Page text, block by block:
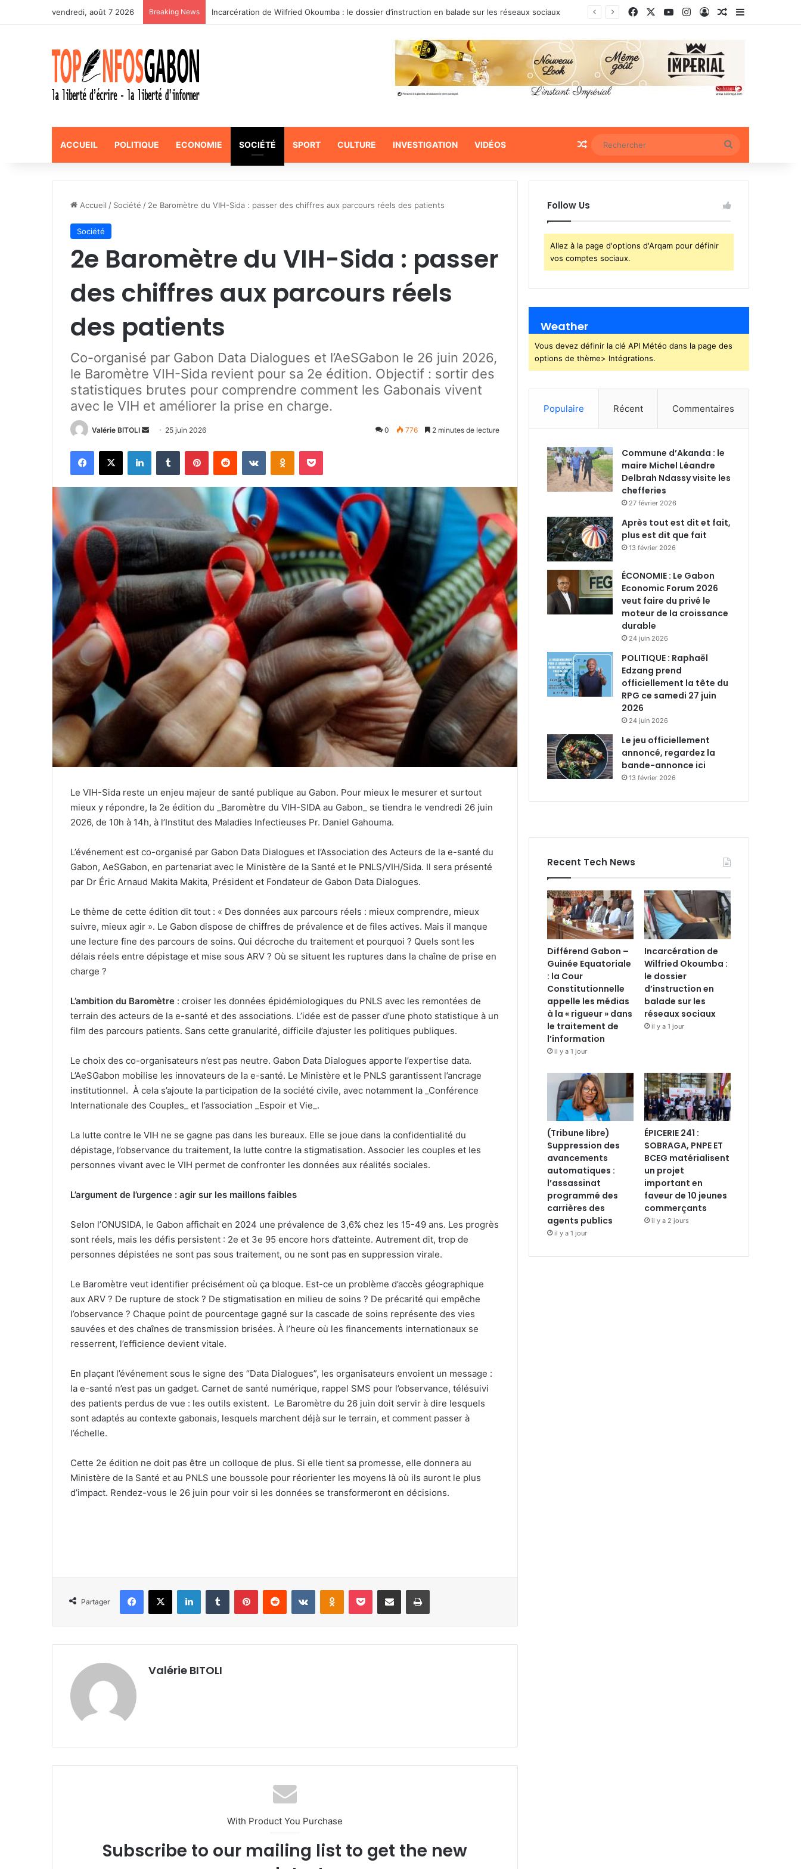
vendredi, août 7 2026 Breaking News Incarcération de Wilfried Okoumba : le dossier d’instruction en balade sur les réseaux sociaux Facebook YouTubeInstagramConnexionArticle Aléatoire
ACCUEIL POLITIQUE ECONOMIE SOCIÉTÉ SPORT CULTURE INVESTIGATION VIDÉOS Article Aléatoire
Accueil / Société / 2e Baromètre du VIH-Sida : passer des chiffres aux parcours réels des patients
Société
2e Baromètre du VIH-Sida : passer
des chiffres aux parcours réels
des patients
Co-organisé par Gabon Data Dialogues et l’AeSGabon le 26 juin 2026,
le Baromètre VIH-Sida revient pour sa 2e édition. Objectif : sortir des
statistiques brutes pour comprendre comment les Gabonais vivent
avec le VIH et améliorer la prise en charge.
Valérie BITOLI
o
y
u
n
o
u
r
i
25 juin 2026 0 776 2 minutes de lecture
Le VIH-Sida reste un enjeu majeur de santé publique au Gabon. Pour mieux le mesurer et surtout
mieux y répondre, la 2e édition du _Baromètre du VIH-SIDA au Gabon_ se tiendra le vendredi 26 juin
2026, de 10h à 14h, à l’Institut des Maladies Infectieuses Pr. Daniel Gahouma.
L’événement est co-organisé par Gabon Data Dialogues et l’Association des Acteurs de la e-santé du
Gabon, AeSGabon, en partenariat avec le Ministère de la Santé et le PNLS/VIH/Sida. Il sera présenté
par Dr Éric Arnaud Makita Makita, Président et Fondateur de Gabon Data Dialogues.
Le thème de cette édition dit tout : « Des données aux parcours réels : mieux comprendre, mieux
suivre, mieux agir ». Le Gabon dispose de chiffres de prévalence et de files actives. Mais il manque
une lecture fine des parcours de soins. Qui décroche du traitement et pourquoi ? Quels sont les
délais réels entre dépistage et mise sous ARV ? Où se situent les ruptures dans la chaîne de prise en
charge ?
L’ambition du Baromètre : croiser les données épidémiologiques du PNLS avec les remontées de
terrain des acteurs de la e-santé et des associations. L’idée est de passer d’une photo statistique à un
film des parcours patients. Sans cette granularité, difficile d’ajuster les politiques publiques.
Le choix des co-organisateurs n’est pas neutre. Gabon Data Dialogues apporte l’expertise data.
L’AeSGabon mobilise les innovateurs de la e-santé. Le Ministère et le PNLS garantissent l’ancrage
institutionnel. À cela s’ajoute la participation de la société civile, avec notamment la _Conférence
Internationale des Couples_ et l’association _Espoir et Vie_.
La lutte contre le VIH ne se gagne pas dans les bureaux. Elle se joue dans la confidentialité du
dépistage, l’observance du traitement, la lutte contre la stigmatisation. Associer les couples et les
personnes vivant avec le VIH permet de confronter les données aux réalités sociales.
L’argument de l’urgence : agir sur les maillons faibles
Selon l’ONUSIDA, le Gabon affichait en 2024 une prévalence de 3,6% chez les 15-49 ans. Les progrès
sont réels, mais les défis persistent : 2e et 3e 95 encore hors d’atteinte. Autrement dit, trop de
personnes dépistées ne sont pas sous traitement, ou ne sont pas en suppression virale.
Le Baromètre veut identifier précisément où ça bloque. Est-ce un problème d’accès géographique
aux ARV ? De rupture de stock ? De stigmatisation en milieu de soins ? De précarité qui empêche
l’observance ? Chaque point de pourcentage gagné sur la cascade de soins représente des vies
sauvées et des chaînes de transmission brisées. À l’heure où les financements internationaux se
resserrent, l’efficience devient vitale.
En plaçant l’événement sous le signe des “Data Dialogues”, les organisateurs envoient un message :
la e-santé n’est pas un gadget. Carnet de santé numérique, rappel SMS pour l’observance, télésuivi
des patients perdus de vue : les outils existent. Le Baromètre du 26 juin doit servir à dire lesquels
sont adaptés au contexte gabonais, lesquels marchent déjà sur le terrain, et comment passer à
l’échelle.
Cette 2e édition ne doit pas être un colloque de plus. Si elle tient sa promesse, elle donnera au
Ministère de la Santé et au PNLS une boussole pour réorienter les moyens là où ils auront le plus
d’impact. Rendez-vous le 26 juin pour voir si les données se transformeront en décisions.
Partager
Valérie BITOLI
With Product You Purchase
Subscribe to our mailing list to get the new
Follow Us
Allez à la page d'options d'Arqam pour définir
vos comptes sociaux.
Weather
Vous devez définir la clé API Météo dans la page des
options de thème> Intégrations.
Populaire Récent Commentaires
Commune d’Akanda : le
maire Michel Léandre
Delbrah Ndassy visite les
chefferies
27 février 2026
Après tout est dit et fait,
plus est dit que fait
13 février 2026
ÉCONOMIE : Le Gabon
Economic Forum 2026
veut faire du privé le
moteur de la croissance
durable
24 juin 2026
POLITIQUE : Raphaël
Edzang prend
officiellement la tête du
RPG ce samedi 27 juin
2026
24 juin 2026
Le jeu officiellement
annoncé, regardez la
bande-annonce ici
13 février 2026
Recent Tech News
Différend Gabon –
Guinée Equatoriale
: la Cour
Constitutionnelle
appelle les médias
à la « rigueur » dans
le traitement de
l’information
il y a 1 jour
Incarcération de
Wilfried Okoumba :
le dossier
d’instruction en
balade sur les
réseaux sociaux
il y a 1 jour
(Tribune libre)
Suppression des
avancements
automatiques :
l’assassinat
programmé des
carrières des
agents publics
il y a 1 jour
ÉPICERIE 241 :
SOBRAGA, PNPE ET
BCEG matérialisent
un projet
important en
faveur de 10 jeunes
commerçants
il y a 2 jours